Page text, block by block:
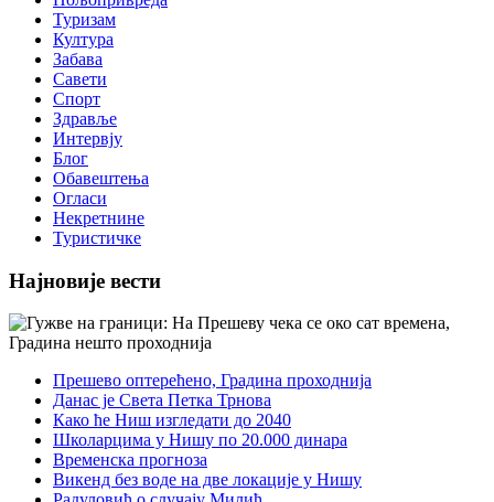
Туризам
Култура
Забава
Савети
Спорт
Здравље
Интервју
Блог
Обавештења
Огласи
Некретнине
Туристичке
Најновије вести
Прешево оптерећено, Градина проходнија
Данас је Света Петка Трнова
Како ће Ниш изгледати до 2040
Школарцима у Нишу по 20.000 динара
Временска прогноза
Викенд без воде на две локације у Нишу